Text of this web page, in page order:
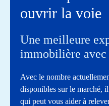
ouvrir la voie
Une meilleure
immobilière
Avec le nombre
disponibles sur le marché,
qui peut vous aider à